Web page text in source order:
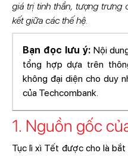
giá trị tinh thần, tượng trưng
kết giữa các thế hệ.
Bạn đọc lưu ý: Nội
tổng hợp dựa trên
không đại diện cho duy
của Techcombank.
1. Nguồn gốc
Tục lì xì Tết được cho là